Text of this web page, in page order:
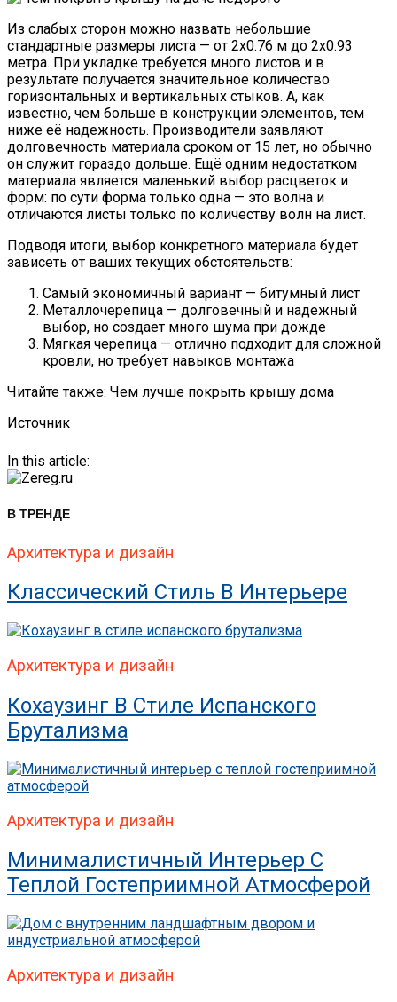
Из слабых сторон можно назвать небольшие
стандартные размеры листа — от 2х0.76 м до 2х0.93
метра. При укладке требуется много листов и в
результате получается значительное количество
горизонтальных и вертикальных стыков. А, как
известно, чем больше в конструкции элементов, тем
ниже её надежность. Производители заявляют
долговечность материала сроком от 15 лет, но обычно
он служит гораздо дольше. Ещё одним недостатком
материала является маленький выбор расцветок и
форм: по сути форма только одна — это волна и
отличаются листы только по количеству волн на лист.
Подводя итоги, выбор конкретного материала будет
зависеть от ваших текущих обстоятельств:
Самый экономичный вариант — битумный лист
Металлочерепица — долговечный и надежный
выбор, но создает много шума при дожде
Мягкая черепица — отлично подходит для сложной
кровли, но требует навыков монтажа
Читайте также: Чем лучше покрыть крышу дома
Источник
In this article:
В ТРЕНДЕ
Архитектура и дизайн
Классический Стиль В Интерьере
Архитектура и дизайн
Кохаузинг В Стиле Испанского
Брутализма
Архитектура и дизайн
Минималистичный Интерьер С
Теплой Гостеприимной Атмосферой
Архитектура и дизайн